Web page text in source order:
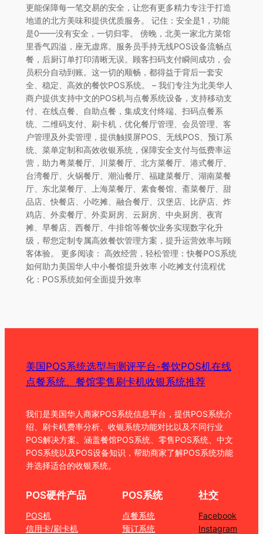
更能保障每一笔交易的安全，让您有更多精力专注于打造
地道的北方美味和提供优质服务。 记住：安全是1，功能
是0——没有安全，一切归零。 傍晚，北美一家北方菜馆
里香气四溢，座无虚席。服务员手持无线POS设备流畅点
餐，后厨订单打印清晰无误。顾客扫码支付瞬间成功，会
员积分自动到账。这一切的顺畅，都得益于背后一套安
全、稳定、高效的餐饮POS系统。 – 我们专注为北美华人
商户提供支持中文的POS机与点餐系统设备，支持移动支
付、在线点餐、自助点餐，集成支付终端、扫码点餐系
统、二维码支付、刷卡机，优化餐厅管理、会员管理、客
户管理及外卖管理，提供触摸屏POS、无线POS、预订系
统、菜单定制和高效收银系统，保障安全支付与低费率运
营，助力粤菜餐厅、川菜餐厅、北方菜餐厅、港式餐厅、
台湾餐厅、火锅餐厅、潮汕餐厅、福建菜餐厅、湖南菜餐
厅、东北菜餐厅、上海菜餐厅、素食餐馆、斋菜餐厅、甜
品店、快餐店、小吃摊、融合餐厅、汉堡店、比萨店、炸
鸡店、外卖餐厅、外卖厨房、云厨房、中央厨房、夜宵
摊、早餐店、西餐厅、牛排馆等餐饮业务实现数字化升
级，帮您定制专属高效餐饮管理方案，提升运营效率与顾
客体验。 更多阅读： 高效经营，轻松管理：快餐POS系统
如何助力美国华人中小餐馆提升效率 小吃摊支付流程优
化：POS系统如何全面提升效率
美国POS系统选型与测评平台-餐饮POS机在线
点餐系统、餐馆零售刷卡机收银系统推荐
我们是美国华人商家POS系统信息平台，提供POS系统介
绍、刷卡机费率分析、收银系统功能对比以及不同行业
POS解决方案。涵盖餐馆POS系统、零售POS系统、中文
POS系统以及POS设备知识，帮助商家了解POS系统功能
并选择适合的收银系统。
POS硬件产品
POS机
信用卡/刷卡机
POS系统
点餐系统
预订系统
社交
Facebook
Instagram